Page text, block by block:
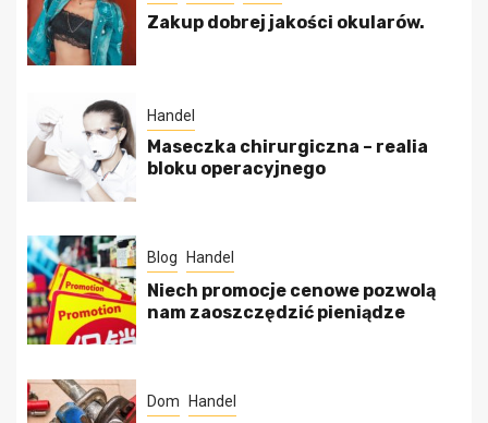
Zakup dobrej jakości okularów.
Handel
Maseczka chirurgiczna – realia
bloku operacyjnego
Blog Handel
Niech promocje cenowe pozwolą
nam zaoszczędzić pieniądze
Dom Handel